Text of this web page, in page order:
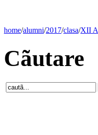
home/alumni/2017/clasa/XII A
Cãutare